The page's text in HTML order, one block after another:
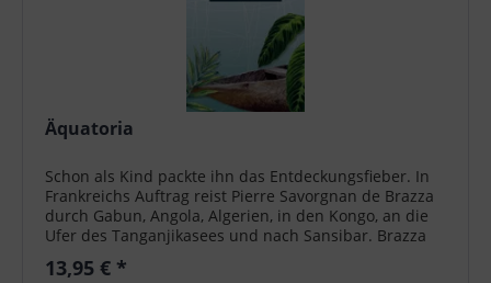
Äquatoria
Schon als Kind packte ihn das Entdeckungsfieber. In
Frankreichs Auftrag reist Pierre Savorgnan de Brazza
durch Gabun, Angola, Algerien, in den Kongo, an die
Ufer des Tanganjikasees und nach Sansibar. Brazza
wird zum Nationalhelden. Als...
13,95 € *